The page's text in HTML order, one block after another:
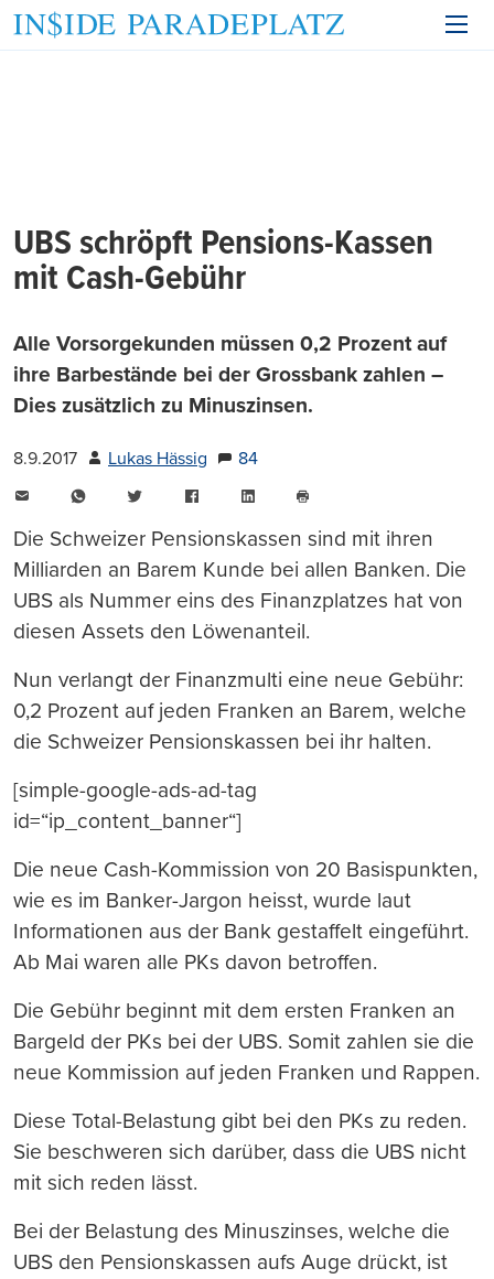
UBS schröpft Pensions-Kassen
mit Cash-Gebühr
Alle Vorsorgekunden müssen 0,2 Prozent auf
ihre Barbestände bei der Grossbank zahlen –
Dies zusätzlich zu Minuszinsen.
8.9.2017 Lukas Hässig
84
WhatsAppTwitter FacebookLinkedIn
drucken
Die Schweizer Pensionskassen sind mit ihren
Milliarden an Barem Kunde bei allen Banken. Die
UBS als Nummer eins des Finanzplatzes hat von
diesen Assets den Löwenanteil.
Nun verlangt der Finanzmulti eine neue Gebühr:
0,2 Prozent auf jeden Franken an Barem, welche
die Schweizer Pensionskassen bei ihr halten.
[simple-google-ads-ad-tag
id=“ip_content_banner“]
Die neue Cash-Kommission von 20 Basispunkten,
wie es im Banker-Jargon heisst, wurde laut
Informationen aus der Bank gestaffelt eingeführt.
Ab Mai waren alle PKs davon betroffen.
Die Gebühr beginnt mit dem ersten Franken an
Bargeld der PKs bei der UBS. Somit zahlen sie die
neue Kommission auf jeden Franken und Rappen.
Diese Total-Belastung gibt bei den PKs zu reden.
Sie beschweren sich darüber, dass die UBS nicht
mit sich reden lässt.
Bei der Belastung des Minuszinses, welche die
UBS den Pensionskassen aufs Auge drückt, ist